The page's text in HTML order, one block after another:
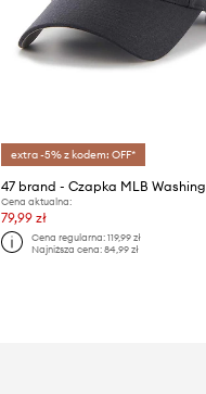
extra -5% z kodem: OFF*
Cena aktualna:
79,99 zł
Cena regularna: 119,99 zł
Najniższa cena: 84,99 zł